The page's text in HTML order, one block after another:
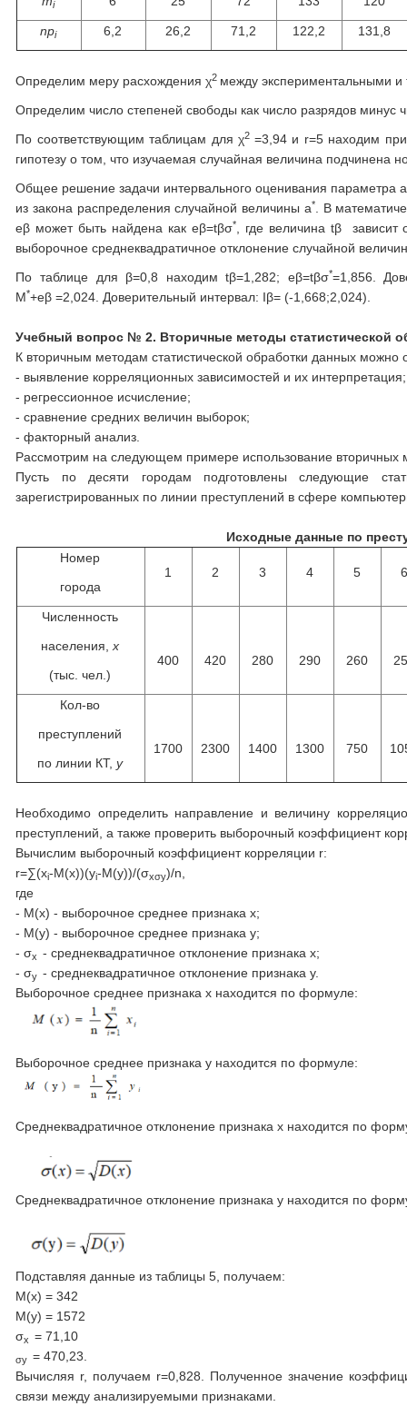
i
npi 6,2 26,2 71,2 122,2 131,8
Определим меру расхождения χ2 между экспериментальными
Определим число степеней свободы как число разрядов минус
По соответствующим таблицам для χ2 =3,94 и r=5 находим
гипотезу о том, что изучаемая случайная величина подчинена
Общее решение задачи интервального оценивания параметра
из закона распределения случайной величины a*. В
eβ может быть найдена как eβ=tβσ*, где величина tβ зависит
выборочное среднеквадратичное отклонение случайной
По таблице для β=0,8 находим tβ=1,282; eβ=tβσ*=1,856.
М*+eβ =2,024. Доверительный интервал: Iβ= (-1,668;2,024).
Учебный вопрос № 2. Вторичные методы статистической
К вторичным методам статистической обработки данных можно
- выявление корреляционных зависимостей и их интерпретация;
- регрессионное исчисление;
- сравнение средних величин выборок;
- факторный анализ.
Рассмотрим на следующем примере использование вторичных
Пусть по десяти городам подготовлены следующие
зарегистрированных по линии преступлений в сфере
Исходные данные по
Номер
города
1 2 3 4 5 6
Численность
населения,x
(тыс. чел.)
400 420 280 290 260
Кол-во
преступлений
по линии КТ,y
1700 2300 1400 1300 750
Необходимо определить направление и величину
преступлений, а также проверить выборочный коэффициент
Вычислим выборочный коэффициент корреляции r:
r=∑(xi-M(x))(yi-M(y))/(σxσy)/n,
где
- M(x) - выборочное среднее признака x;
- M(y) - выборочное среднее признака y;
- σx
- среднеквадратичное отклонение признака x;
- σy - среднеквадратичное отклонение признака y.
Выборочное среднее признака х находится по формуле:
Выборочное среднее признака y находится по формуле:
Среднеквадратичное отклонение признака x находится по
Среднеквадратичное отклонение признака y находится по
Подставляя данные из таблицы 5, получаем:
M(x) = 342
M(y) = 1572
σx = 71,10
σy = 470,23.
Вычисляя r, получаем r=0,828. Полученное значение
связи между анализируемыми признаками.